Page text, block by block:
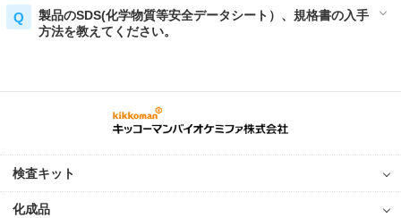
製品のSDS(化学物質等安全データシート）、規格書の入手
方法を教えてください。
検査キット
化成品